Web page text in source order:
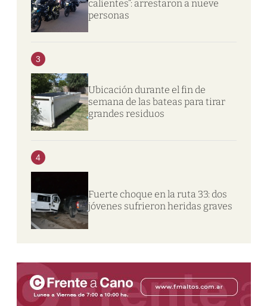
calientes”: arrestaron a nueve
personas
3
Ubicación durante el fin de
semana de las bateas para tirar
grandes residuos
4
Fuerte choque en la ruta 33: dos
jóvenes sufrieron heridas graves